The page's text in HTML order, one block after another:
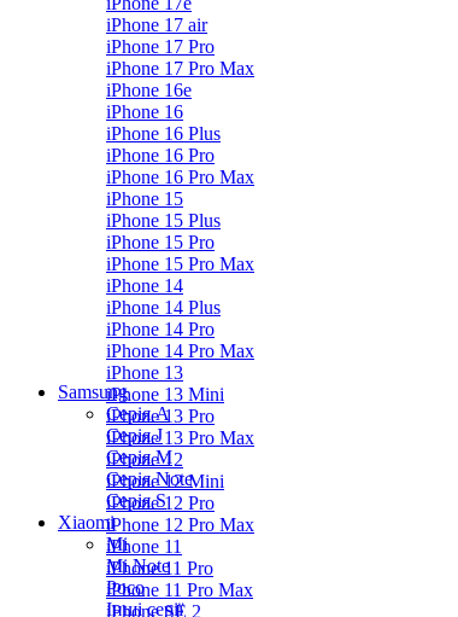
iPhone 17 air
iPhone 17 Pro
iPhone 17 Pro Max
iPhone 16e
iPhone 16
iPhone 16 Plus
iPhone 16 Pro
iPhone 16 Pro Max
iPhone 15
iPhone 15 Plus
iPhone 15 Pro
iPhone 15 Pro Max
iPhone 14
iPhone 14 Plus
iPhone 14 Pro
iPhone 14 Pro Max
iPhone 13
iPhone 13 Mini
iPhone 13 Pro
iPhone 13 Pro Max
iPhone 12
iPhone 12 Mini
iPhone 12 Pro
iPhone 12 Pro Max
iPhone 11
iPhone 11 Pro
iPhone 11 Pro Max
iPhone SE 2
Samsung
Серія А
Серiя J
Серiя M
Серія Note
Серія S
Xiaomi
Mi
Mi Note
Poco
Інші серії